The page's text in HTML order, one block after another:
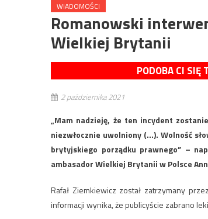
WIADOMOŚCI
Romanowski
Wielkiej Brytanii
PODOBA CI SIĘ
2 października 2021
„Mam nadzieję, że ten incydent
niezwłocznie uwolniony (…). Wolność
brytyjskiego porządku prawnego” –
ambasador Wielkiej Brytanii w Polsce
Rafał Ziemkiewicz został zatrzymany
informacji wynika, że publicyście zabrano